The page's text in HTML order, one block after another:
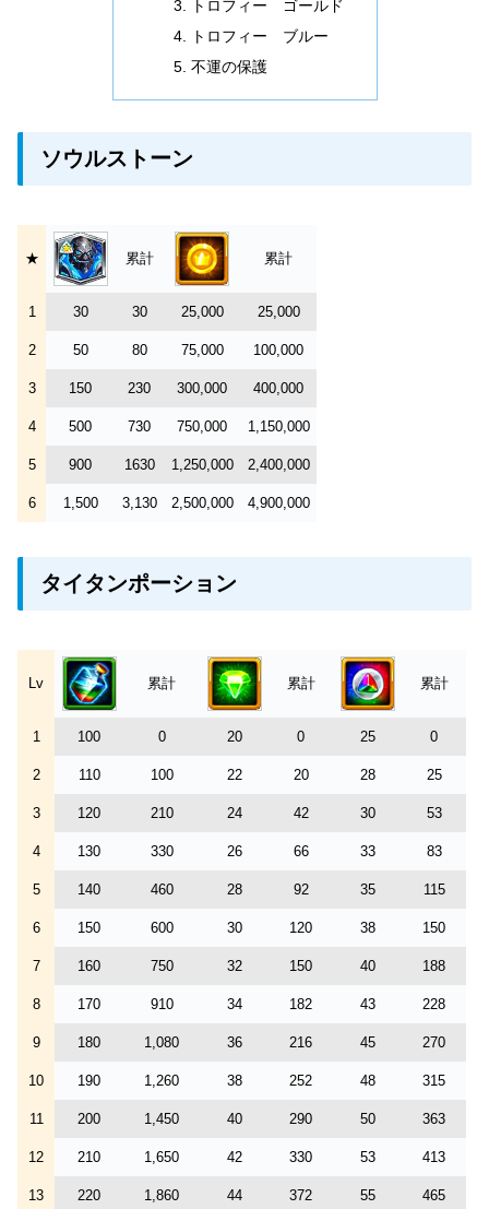
トロフィー ゴールド
トロフィー ブルー
不運の保護
ソウルストーン
★ 累計 累計
1 30 30 25,000 25,000
2 50 80 75,000 100,000
3 150 230 300,000 400,000
4 500 730 750,000 1,150,000
5 900 1630 1,250,000 2,400,000
6 1,500 3,130 2,500,000 4,900,000
タイタンポーション
Lv 累計 累計 累計
1 100 0 20 0 25 0
2 110 100 22 20 28 25
3 120 210 24 42 30 53
4 130 330 26 66 33 83
5 140 460 28 92 35 115
6 150 600 30 120 38 150
7 160 750 32 150 40 188
8 170 910 34 182 43 228
9 180 1,080 36 216 45 270
10 190 1,260 38 252 48 315
11 200 1,450 40 290 50 363
12 210 1,650 42 330 53 413
13 220 1,860 44 372 55 465